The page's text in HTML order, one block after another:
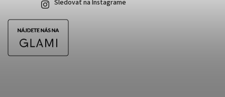
Sledovať na Instagrame